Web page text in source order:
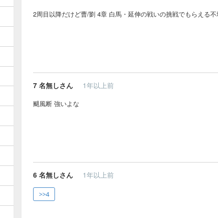
2周目以降だけど曹/劉 4章 白馬・延伸の戦いの挑戦でもらえる
7 名無しさん 1年以上前
颶風断 強いよな
6 名無しさん 1年以上前
>>4